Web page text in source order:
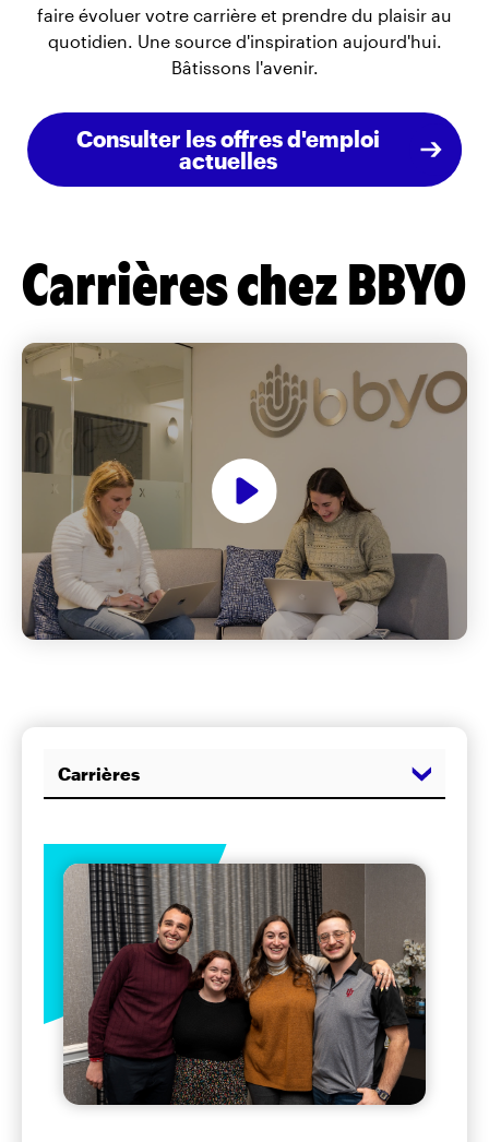
faire évoluer votre carrière et prendre du plaisir au
quotidien. Une source d'inspiration aujourd'hui.
Bâtissons l'avenir.
Consulter les offres d'emploi
actuelles
Carrières chez BBYO
Carrières